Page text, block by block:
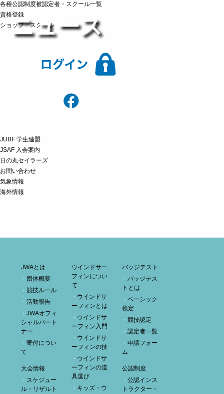
ニュース
各種公認制度被認定者・スクール一覧
資格登録
ショップ・スクール
JUBF 学生連盟
JSAF 入会案内
日の丸セイラーズ
お問い合わせ
気象情報
海外情報
JWAとは
団体概要
競技ルール
活動報告
JWAオフィ
シャルパート
ナー
寄付につい
て
大会情報
スケジュー
ル・リザルト
ウインドサー
フィンについ
て
ウインドサ
ーフィンとは
ウインドサ
ーフィン入門
ウインドサ
ーフィンの技
ウインドサ
ーフィンの道
具選び
キッズ・ウ
バッジテスト
バッジテス
トとは
ベーシック
検定
競技認定
認定者一覧
申請フォー
ム
公認制度
公認インス
トラクター・